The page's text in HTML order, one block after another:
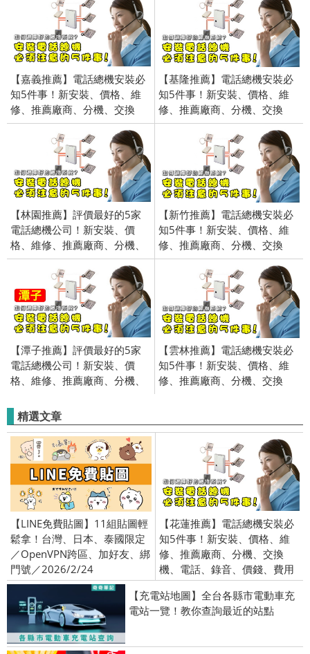
【嘉義推薦】電話總機安裝必
知5件事！新安裝、價格、維
修、推薦廠商、分機、交換
機、電話、錄音、價錢、費用
【基隆推薦】電話總機安裝必
知5件事！新安裝、價格、維
修、推薦廠商、分機、交換
機、電話、錄音、價錢、費用
【林園推薦】評價最好的5家
電話總機公司！新安裝、價
格、維修、推薦廠商、分機、
交換機、電話、錄音、價錢、
【新竹推薦】電話總機安裝必
知5件事！新安裝、價格、維
修、推薦廠商、分機、交換
機、電話、錄音、價錢、費用
【潭子推薦】評價最好的5家
電話總機公司！新安裝、價
格、維修、推薦廠商、分機、
費用
【雲林推薦】電話總機安裝必
知5件事！新安裝、價格、維
修、推薦廠商、分機、交換
精選文章
【LINE免費貼圖】11組貼圖輕
鬆拿！台灣、日本、泰國限定
／OpenVPN跨區、加好友、綁
門號／2026/2/24
【花蓮推薦】電話總機安裝必
知5件事！新安裝、價格、維
修、推薦廠商、分機、交換
機、電話、錄音、價錢、費用
【充電站地圖】全台各縣市電動車充
電站一覽！教你查詢最近的站點